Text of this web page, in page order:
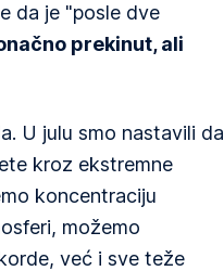
da je "posle dve
prekinut, ali
U julu smo nastavili da
kroz ekstremne
koncentraciju
možemo
već i sve teže